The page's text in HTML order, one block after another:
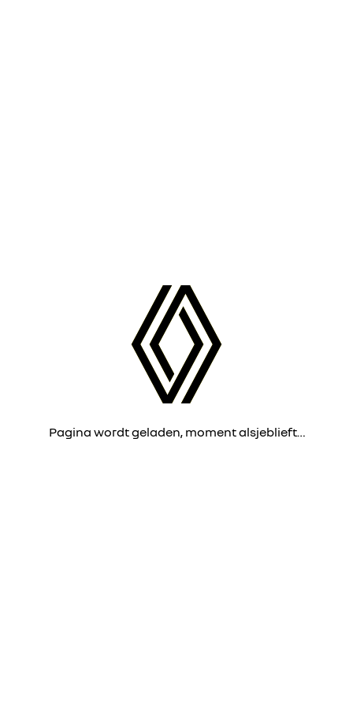
Pagina wordt geladen, moment alsjeblieft…